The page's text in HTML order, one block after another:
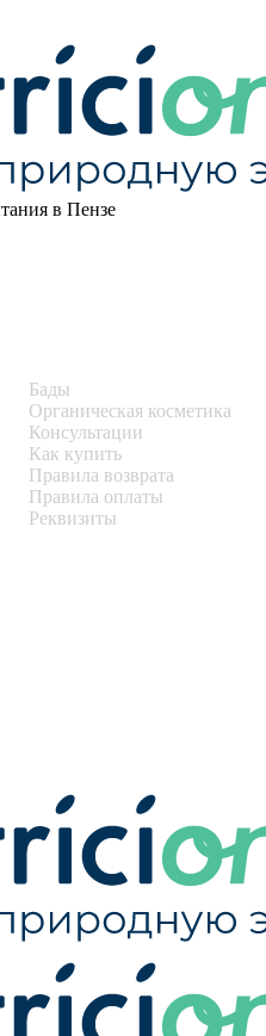
в Пензе
Бады
Органическая косметика
Консультации
Как купить
Правила возврата
Правила оплаты
Реквизиты